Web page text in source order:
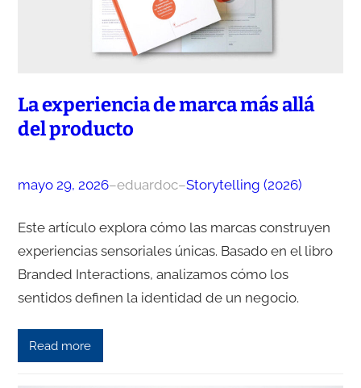
La experiencia de marca más allá
del producto
mayo 29, 2026–eduardoc–Storytelling (2026)
Este artículo explora cómo las marcas construyen
experiencias sensoriales únicas. Basado en el libro
Branded Interactions, analizamos cómo los
sentidos definen la identidad de un negocio.
Read more